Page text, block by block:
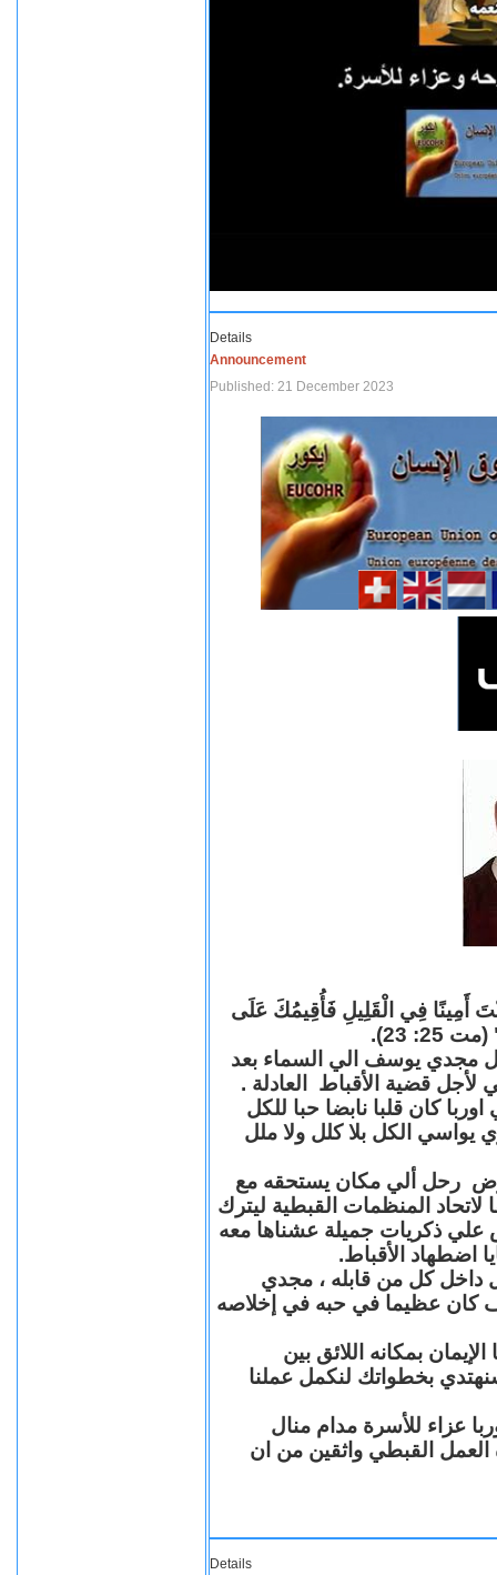
Details
Announcement
Published: 21 December 2023
أَمِينًا فِي الْقَلِيلِ فَأُقِيمُكَ عَلَى
23).
مجدي يوسف الي السماء بعد
قضية الأقباط العادلة .
كان قلبا نابضا حبا للكل
يواسي الكل بلا كلل ولا ملل
رحل ألي مكان يستحقه مع
المنظمات القبطية ليترك
علي ذكريات جميلة عشناها معه
اضطهاد الأقباط.
داخل كل من قابله ، مجدي
عظيما في حبه في إخلاصه
بمكانه اللائق بين
بخطواتك لنكمل عملنا
عزاء للأسرة مدام منال
العمل القبطي واثقين من ان
Details